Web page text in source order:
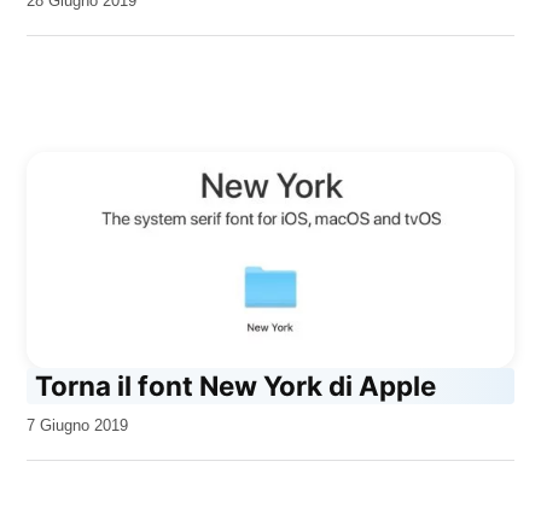
Torna il font New York di Apple
da
7 Giugno 2019